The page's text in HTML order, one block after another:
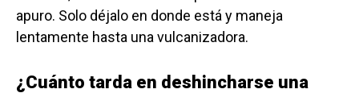
apuro. Solo déjalo en donde está y maneja
lentamente hasta una vulcanizadora.
¿Cuánto tarda en deshincharse una